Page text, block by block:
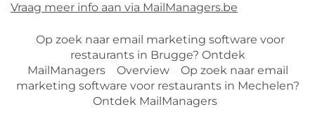
Vraag meer info aan via MailManagers.be
Op zoek naar email marketing software voor
restaurants in Brugge? Ontdek
MailManagers
Overview
Op zoek naar email
marketing software voor restaurants in Mechelen?
Ontdek MailManagers